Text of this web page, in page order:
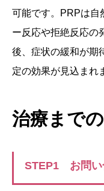
可能です。PRPは自
ー反応や拒絶反応の
後、症状の緩和が期
定の効果が見込まれ
治療まで
STEP1 お問い